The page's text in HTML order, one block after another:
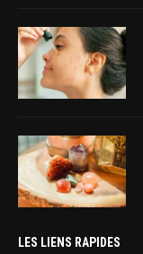
LES LIENS RAPIDES